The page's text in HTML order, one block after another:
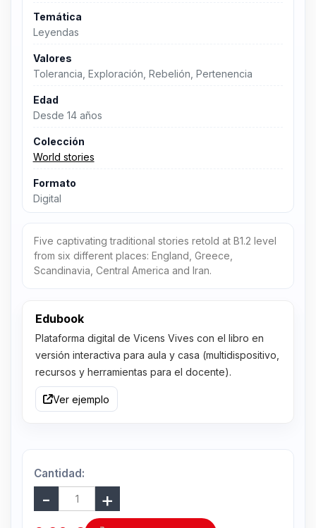
Temática
Leyendas
Valores
Tolerancia, Exploración, Rebelión, Pertenencia
Edad
Desde 14 años
Colección
World stories
Formato
Digital
Five captivating traditional stories retold at B1.2 level
from six different places: England, Greece,
Scandinavia, Central America and Iran.
Edubook
Plataforma digital de Vicens Vives con el libro en
versión interactiva para aula y casa (multidispositivo,
recursos y herramientas para el docente).
Ver ejemplo
Cantidad: